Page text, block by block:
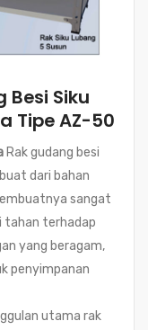
Besi Siku
Tipe AZ-50
Rak gudang besi
dari bahan
sangat
tahan terhadap
yang beragam,
penyimpanan
utama rak